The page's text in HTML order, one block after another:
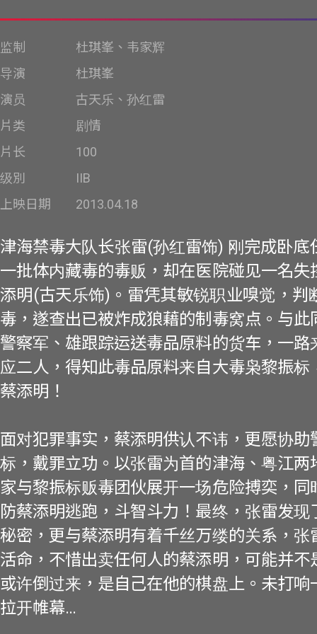
监制
杜琪峯、韦家辉
导演
杜琪峯
演员
古天乐、孙红雷
片类
剧情
片长
100
级別
IIB
上映日期
2013.04.18
津海禁毒大队长张雷(孙红雷饰) 刚完成卧底
一批体内藏毒的毒贩，却在医院碰见一名失
添明(古天乐饰)。雷凭其敏锐职业嗅觉，判
毒，遂查出已被炸成狼藉的制毒窝点。与此
警察军、雄跟踪运送毒品原料的货车，一路
应二人，得知此毒品原料来自大毒枭黎振标
蔡添明！
面对犯罪事实，蔡添明供认不讳，更愿协助
标，戴罪立功。以张雷为首的津海、粤江两
家与黎振标贩毒团伙展开一场危险搏奕，同
防蔡添明逃跑，斗智斗力！最终，张雷发现
秘密，更与蔡添明有着千丝万缕的关系，张
活命，不惜出卖任何人的蔡添明，可能并不
或许倒过来，是自己在他的棋盘上。未打响
拉开帷幕…